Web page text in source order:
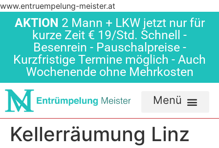
www.entruempelung-meister.at
AKTION 2 Mann + LKW jetzt nur für
kurze Zeit € 19/Std. Schnell -
Besenrein - Pauschalpreise -
Kurzfristige Termine möglich - Auch
Wochenende ohne Mehrkosten
Kellerräumung Linz